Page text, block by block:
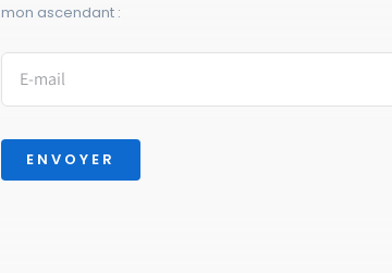
mon ascendant :
ENVOYER